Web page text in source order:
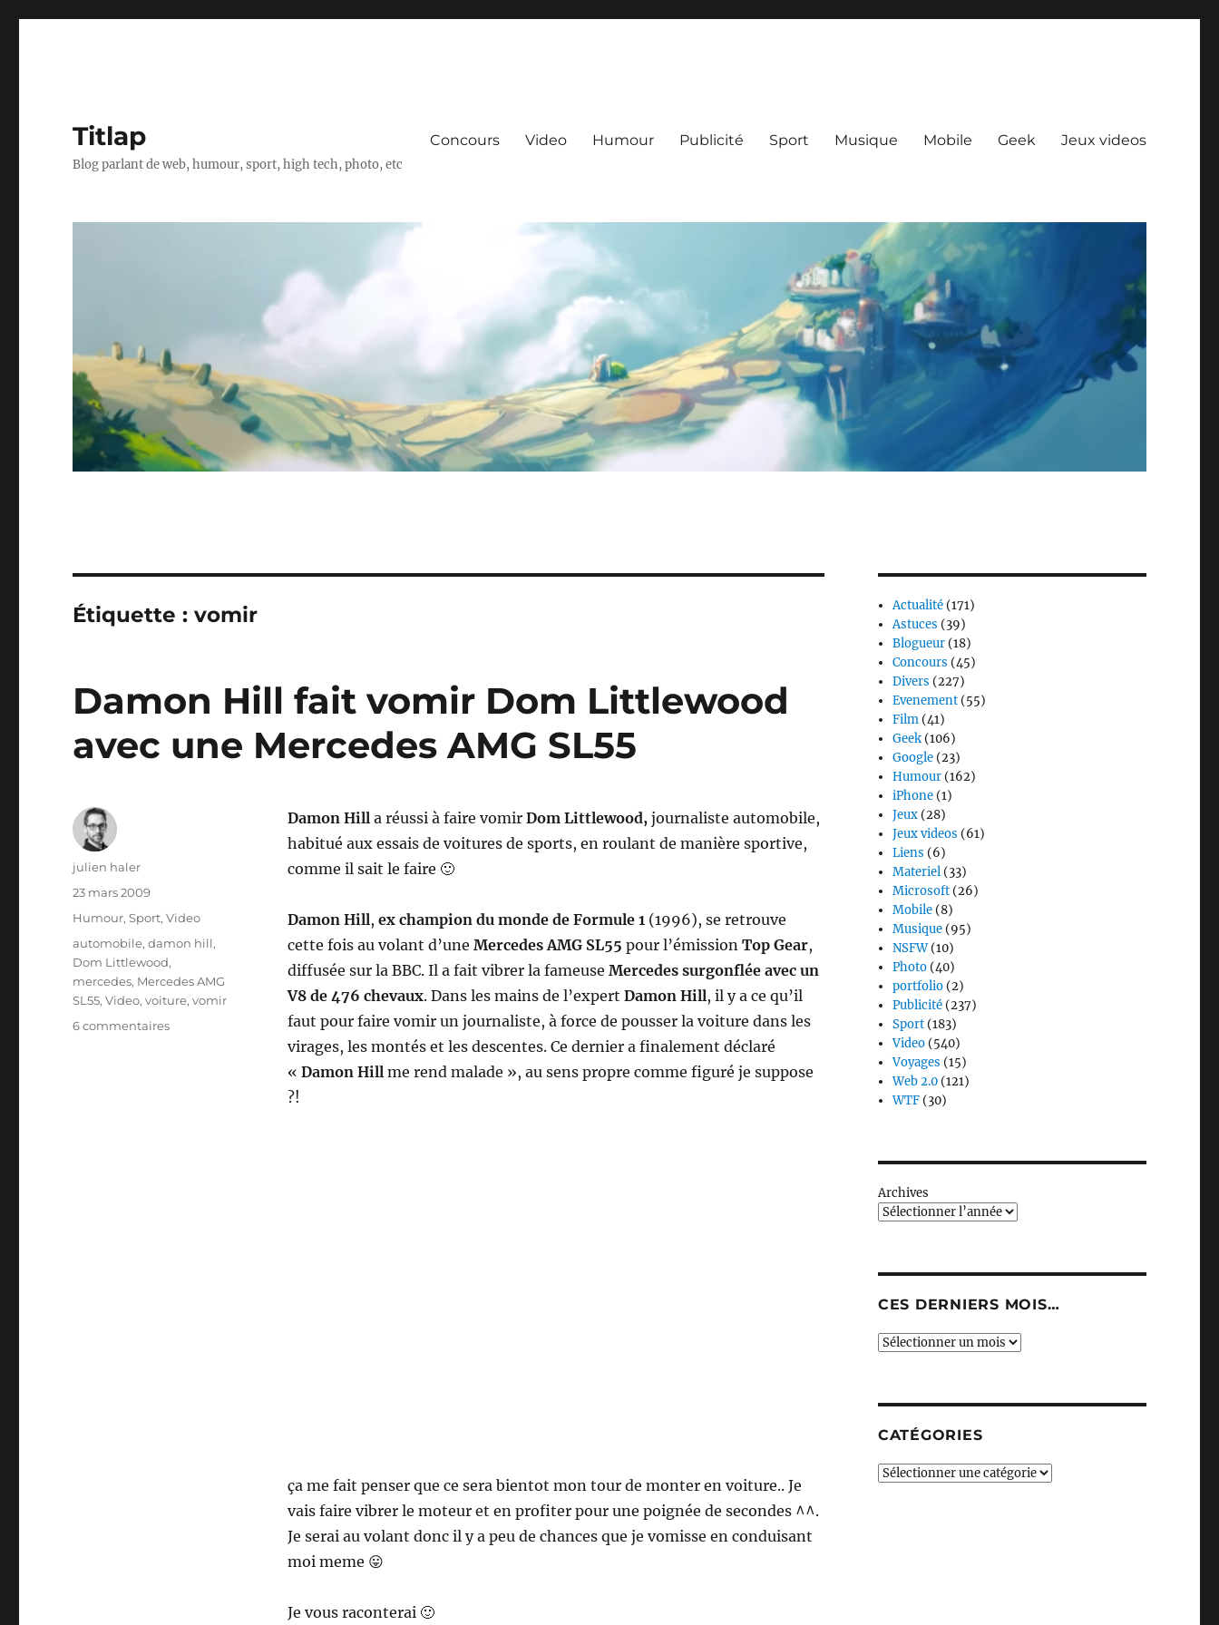
Titlap
Blog parlant de web, humour, sport, high tech, photo, etc
Concours Video Humour Publicité Sport Musique Mobile Geek Jeux videos
Étiquette :vomir
Damon Hill fait vomir Dom Littlewood
avec une Mercedes AMG SL55
Damon Hilla réussi à faire vomir Dom Littlewood, journaliste automobile,
habitué aux essais de voitures de sports, en roulant de manière sportive,
comme il sait le faire 🙂
Damon Hill, ex champion du monde de Formule 1 (1996), se retrouve
cette fois au volant d’une Mercedes AMG SL55 pour l’émissionTop Gear,
diffusée sur la BBC. Il a fait vibrer la fameuse Mercedes surgonflée avec un
V8 de 476 chevaux. Dans les mains de l’expert Damon Hill, il y a ce qu’il
faut pour faire vomir un journaliste, à force de pousser la voiture dans les
virages, les montés et les descentes. Ce dernier a finalement déclaré
« Damon Hill me rend malade », au sens propre comme figuré je suppose
?!
ça me fait penser que ce sera bientot mon tour de monter en voiture.. Je
vais faire vibrer le moteur et en profiter pour une poignée de secondes ^^.
Je serai au volant donc il y a peu de chances que je vomisse en conduisant
moi meme 😛
Je vous raconterai 🙂
Auteur
julien haler
Publié
23 mars 2009
Catégories
Humour,Sport,Video
Étiquettes
automobile,damon hill,
Dom Littlewood,
mercedes, Mercedes AMG
SL55,Video,voiture,vomir
6 commentairessur
Actualité (171)
Astuces (39)
Blogueur (18)
Concours (45)
Divers (227)
Evenement (55)
Film (41)
Geek (106)
Google (23)
Humour (162)
iPhone (1)
Jeux (28)
Jeux videos (61)
Liens (6)
Materiel (33)
Microsoft (26)
Mobile (8)
Musique (95)
NSFW(10)
Photo (40)
portfolio (2)
Publicité (237)
Sport (183)
Video (540)
Voyages (15)
Web 2.0 (121)
WTF (30)
Archives
CES DERNIERS MOIS…
Ces
CATÉGORIES
Catégories